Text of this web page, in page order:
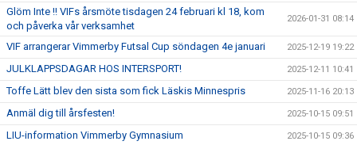
Glöm Inte !! VIFs årsmöte tisdagen 24 februari kl 18, kom
och påverka vår verksamhet
2026-01-31 08:14
VIF arrangerar Vimmerby Futsal Cup söndagen 4e januari 2025-12-19 19:22
JULKLAPPSDAGAR HOS INTERSPORT! 2025-12-11 10:41
Toffe Lätt blev den sista som fick Läskis Minnespris 2025-11-16 20:13
Anmäl dig till årsfesten! 2025-10-15 09:51
LIU-information Vimmerby Gymnasium 2025-10-15 09:36